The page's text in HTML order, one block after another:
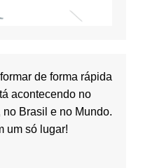
de forma rápida
acontecendo no
Brasil e no Mundo.
um só lugar!